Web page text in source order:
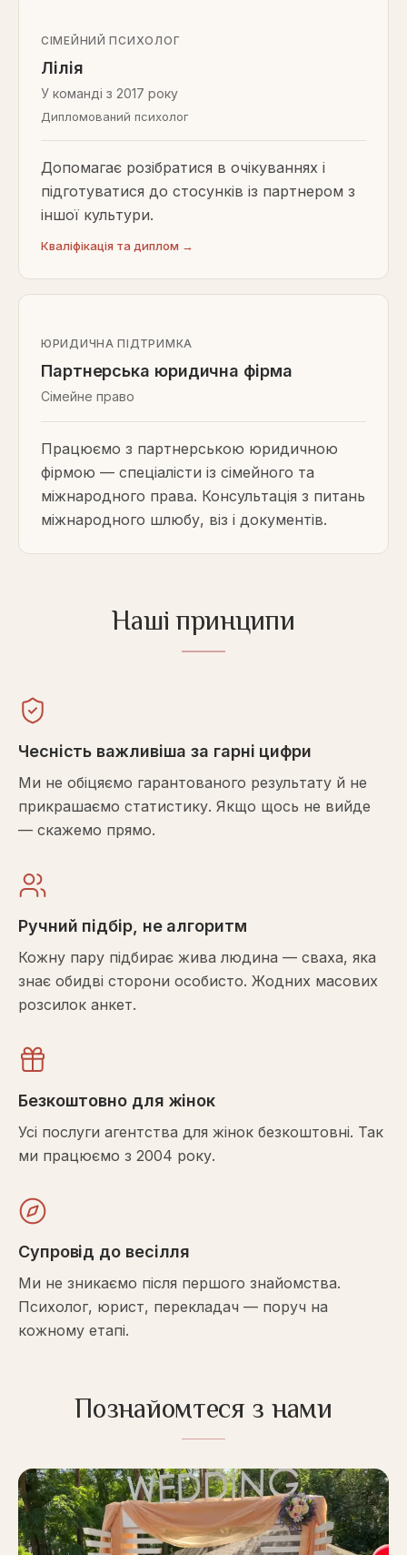
СІМЕЙНИЙ ПСИХОЛОГ
Лілія
У команді з 2017 року
Дипломований психолог
Допомагає розібратися в очікуваннях і
підготуватися до стосунків із партнером з
іншої культури.
Кваліфікація та диплом →
ЮРИДИЧНА ПІДТРИМКА
Партнерська юридична фірма
Сімейне право
Працюємо з партнерською юридичною
фірмою — спеціалісти із сімейного та
міжнародного права. Консультація з питань
міжнародного шлюбу, віз і документів.
Наші принципи
Чесність важливіша за гарні цифри
Ми не обіцяємо гарантованого результату й не
прикрашаємо статистику. Якщо щось не вийде
— скажемо прямо.
Ручний підбір, не алгоритм
Кожну пару підбирає жива людина — сваха, яка
знає обидві сторони особисто. Жодних масових
розсилок анкет.
Безкоштовно для жінок
Усі послуги агентства для жінок безкоштовні. Так
ми працюємо з 2004 року.
Супровід до весілля
Ми не зникаємо після першого знайомства.
Психолог, юрист, перекладач — поруч на
кожному етапі.
Познайомтеся з нами